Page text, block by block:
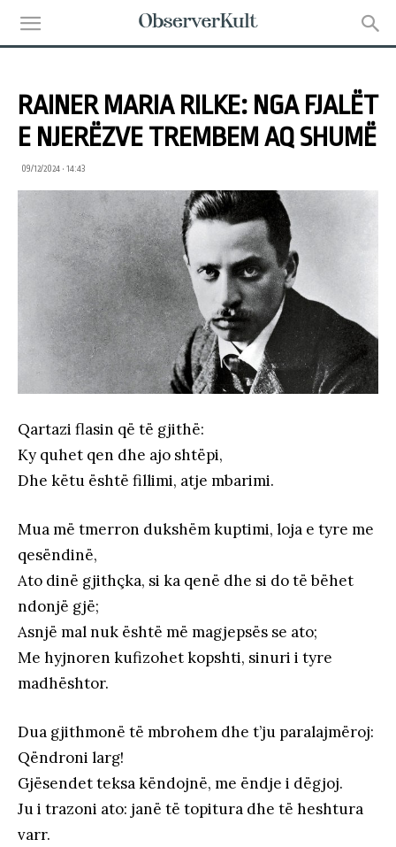
RAINER MARIA RILKE: NGA FJALËT
E NJERËZVE TREMBEM AQ SHUMË
09/12/2024 • 14:43
Qartazi flasin që të gjithë:
Ky quhet qen dhe ajo shtëpi,
Dhe këtu është fillimi, atje mbarimi.
Mua më tmerron dukshëm kuptimi, loja e tyre me
qesëndinë,
Ato dinë gjithçka, si ka qenë dhe si do të bëhet
ndonjë gjë;
Asnjë mal nuk është më magjepsës se ato;
Me hyjnoren kufizohet kopshti, sinuri i tyre
madhështor.
Dua gjithmonë të mbrohem dhe t’ju paralajmëroj:
Qëndroni larg!
Gjësendet teksa këndojnë, me ëndje i dëgjoj.
Ju i trazoni ato: janë të topitura dhe të heshtura
varr.